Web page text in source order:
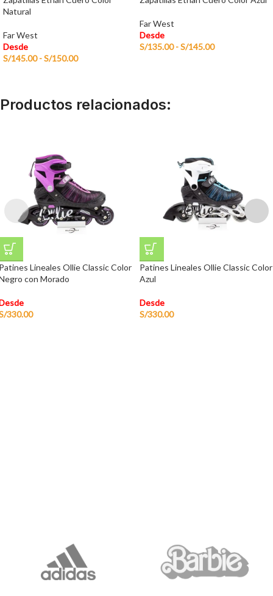
Natural
Far West
Desde
S/145.00 -S/150.00
Far West
Desde
S/135.00 -S/145.00
Productos relacionados:
Lineales Ollie Classic Color
con Morado
330.00
Patines Lineales Ollie Classic Color
Azul
Desde
S/330.00